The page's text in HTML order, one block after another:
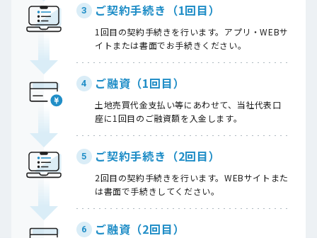
3 ご契約手続き（1回目）
1回目の契約手続きを行います。アプリ・WEBサ
イトまたは書面でお手続きください。
4 ご融資（1回目）
土地売買代金支払い等にあわせて、当社代表口
座に1回目のご融資額を入金します。
5 ご契約手続き（2回目）
2回目の契約手続きを行います。WEBサイトまた
は書面で手続きしてください。
6 ご融資（2回目）